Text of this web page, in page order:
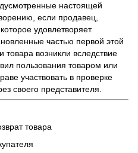
настоящей
если продавец,
удовлетворяет
частью первой этой
товара возникли вследствие
пользования товаром или
участвовать в проверке
своего представителя.
товара